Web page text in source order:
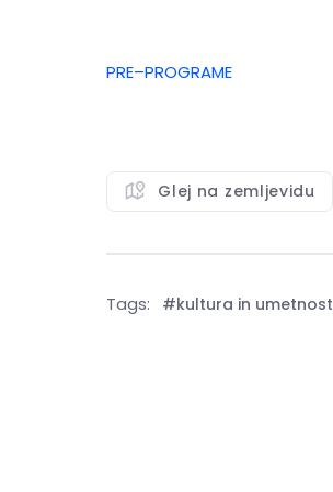
PRE–PROGRAME
Glej na zemljevidu
Tags: #kultura in umetnost